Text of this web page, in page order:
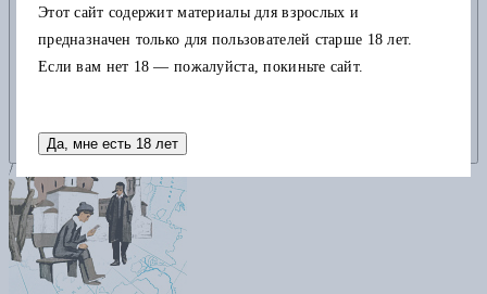
Этот сайт содержит материалы для взрослых и
предназначен только для пользователей старше 18 лет.
Если вам нет 18 — пожалуйста, покиньте сайт.
Да, мне есть 18 лет